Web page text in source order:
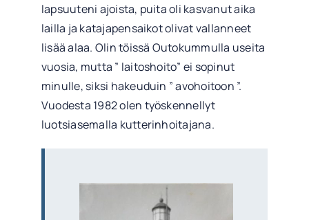
lapsuuteni ajoista, puita oli kasvanut aika
lailla ja katajapensaikot olivat vallanneet
lisää alaa. Olin töissä Outokummulla useita
vuosia, mutta ” laitoshoito” ei sopinut
minulle, siksi hakeuduin ” avohoitoon ”.
Vuodesta 1982 olen työskennellyt
luotsiasemalla kutterinhoitajana.